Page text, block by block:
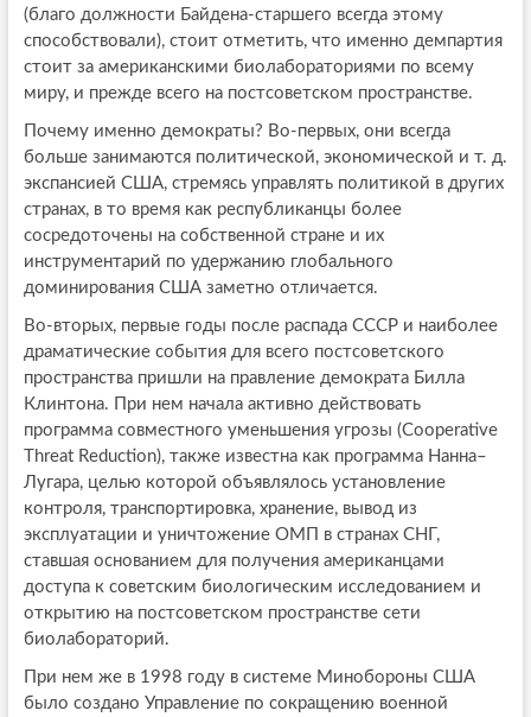
(благо должности Байдена-старшего всегда этому
способствовали), стоит отметить, что именно демпартия
стоит за американскими биолабораториями по всему
миру, и прежде всего на постсоветском пространстве.
Почему именно демократы? Во-первых, они всегда
больше занимаются политической, экономической и т. д.
экспансией США, стремясь управлять политикой в других
странах, в то время как республиканцы более
сосредоточены на собственной стране и их
инструментарий по удержанию глобального
доминирования США заметно отличается.
Во-вторых, первые годы после распада СССР и наиболее
драматические события для всего постсоветского
пространства пришли на правление демократа Билла
Клинтона. При нем начала активно действовать
программа совместного уменьшения угрозы (Cooperative
Threat Reduction), также известна как программа Нанна–
Лугара, целью которой объявлялось установление
контроля, транспортировка, хранение, вывод из
эксплуатации и уничтожение ОМП в странах СНГ,
ставшая основанием для получения американцами
доступа к советским биологическим исследованием и
открытию на постсоветском пространстве сети
биолабораторий.
При нем же в 1998 году в системе Минобороны США
было создано Управление по сокращению военной